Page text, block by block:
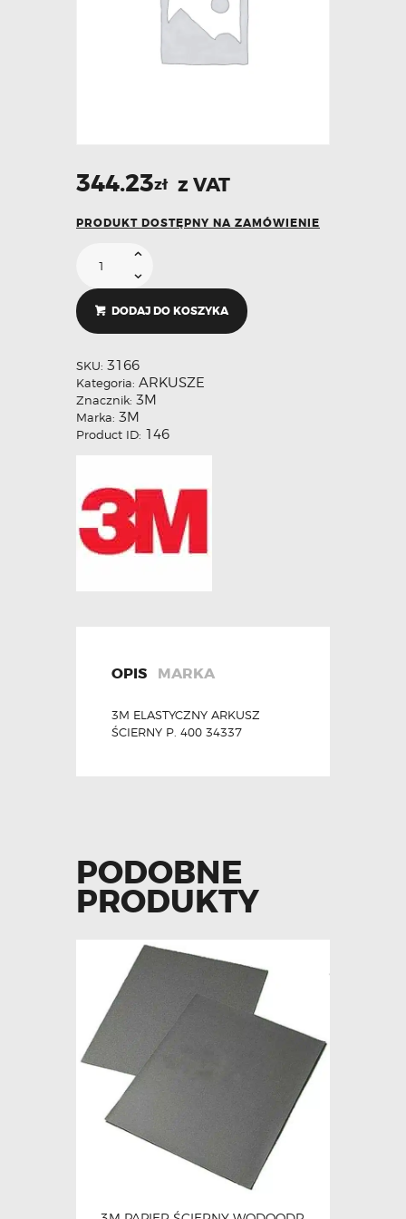
344.23zł z VAT
PRODUKT DOSTĘPNY NA ZAMÓWIENIE
DODAJ DO KOSZYKA
SKU: 3166
Kategoria: ARKUSZE
Znacznik: 3M
Marka: 3M
Product ID: 146
OPIS MARKA
3M ELASTYCZNY ARKUSZ
ŚCIERNY P. 400 34337
PODOBNE
PRODUKTY